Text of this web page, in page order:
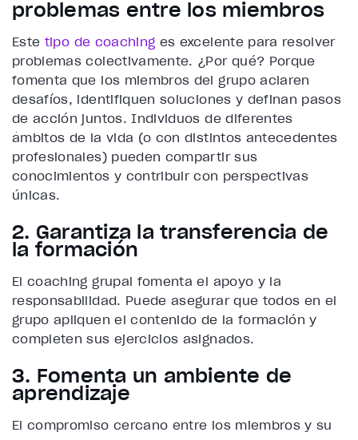
problemas entre los miembros
Este tipo de coaching es excelente para resolver
problemas colectivamente. ¿Por qué? Porque
fomenta que los miembros del grupo aclaren
desafíos, identifiquen soluciones y definan pasos
de acción juntos. Individuos de diferentes
ámbitos de la vida (o con distintos antecedentes
profesionales) pueden compartir sus
conocimientos y contribuir con perspectivas
únicas.
2. Garantiza la transferencia de
la formación
El coaching grupal fomenta el apoyo y la
responsabilidad. Puede asegurar que todos en el
grupo apliquen el contenido de la formación y
completen sus ejercicios asignados.
3. Fomenta un ambiente de
aprendizaje
El compromiso cercano entre los miembros y su